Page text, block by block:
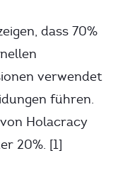
dass 70%
verwendet
führen.
Holacracy
20%. [1]